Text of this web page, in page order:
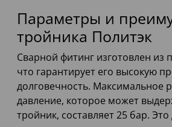
Параметры и
тройника Политэк
Сварной фитинг изготовлен из
что гарантирует его высокую
долговечность. Максимальное
давление, которое может
тройник, составляет 25 бар. Это